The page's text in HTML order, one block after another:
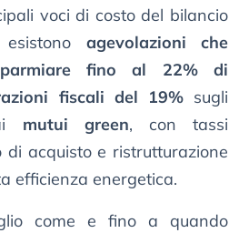
voci di costo del bilancio
agevolazioni che
fino al 22% di
fiscali del 19%sugli
mutui green, con tassi
acquisto e ristrutturazione
efficienza energetica.
come e fino a quando